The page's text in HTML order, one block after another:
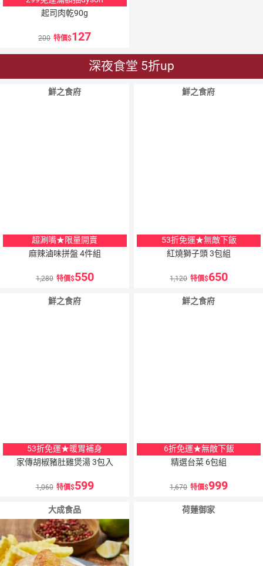
起司肉乾90g
200 特價 127
深夜食堂 5折up
鮮之食府
超涮嘴★限量開賣
麻辣滷味拼盤 4件組
1,280 特價 550
鮮之食府
53折免運★無敵下飯
紅燒獅子頭 3包組
1,120 特價 650
鮮之食府
53折免運★暖胃補身
家傳胡椒豬肚雞煲湯 3包入
1,060 特價 599
鮮之食府
6折免運★無敵下飯
精選台菜 6包組
1,670 特價 999
大成食品 荷蓮御家